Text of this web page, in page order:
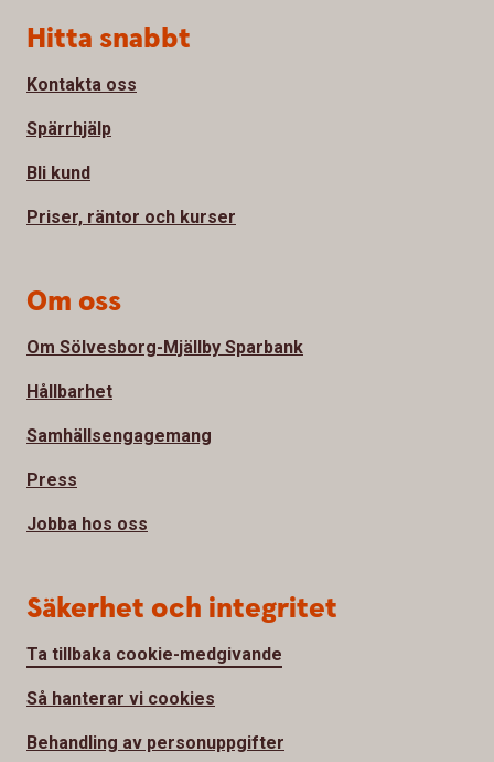
Sidfot
Hitta snabbt
Kontakta oss
Spärrhjälp
Bli kund
Priser, räntor och kurser
Om oss
Om Sölvesborg-Mjällby Sparbank
Hållbarhet
Samhällsengagemang
Press
Jobba hos oss
Säkerhet och integritet
Ta tillbaka cookie-medgivande
Så hanterar vi cookies
Behandling av personuppgifter